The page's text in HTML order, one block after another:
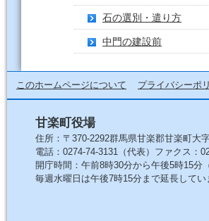
石の選別・遣り方
中門の建設前
このホームページについて プライバシーポ
甘楽町役場
住所：〒370-2292群馬県甘楽郡甘楽町大
電話：0274-74-3131（代表）ファクス：
開庁時間：午前8時30分から午後5時15分
毎週水曜日は午後7時15分まで延長してい